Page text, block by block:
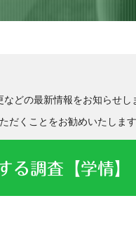
どの最新情報をお知らせし
だくことをお勧めいたします
る調査【学情】